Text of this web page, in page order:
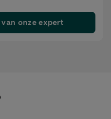
onze expert